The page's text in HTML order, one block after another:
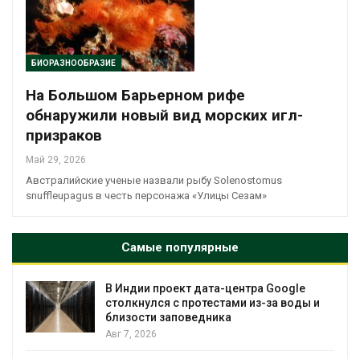
БИОРАЗНООБРАЗИЕ
На Большом Барьерном рифе
обнаружили новый вид морских игл-
призраков
Май 29, 2026
Австралийские ученые назвали рыбу Solenostomus
snuffleupagus в честь персонажа «Улицы Сезам»
Самые популярные
В Индии проект дата-центра Google
столкнулся с протестами из-за воды и
близости заповедника
Авг 7, 2026